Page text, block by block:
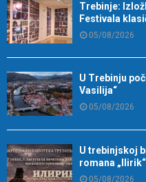
Trebinje:
Festivala
05/08/2026
U Trebinju
Vasilija“
05/08/2026
U trebinjskoj
romana
05/08/2026